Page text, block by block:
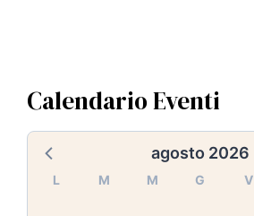
Calendario Eventi
agosto 2026
L M M G V